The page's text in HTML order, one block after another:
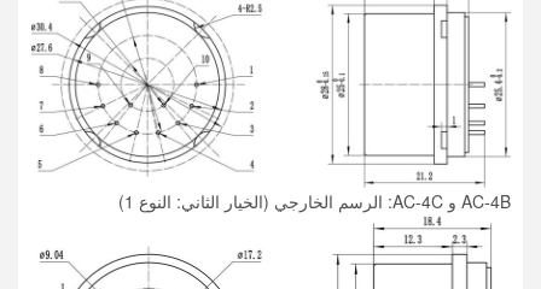
AC-4B و AC-4C: الرسم الخارجي (الخيار الثاني: النوع 1)